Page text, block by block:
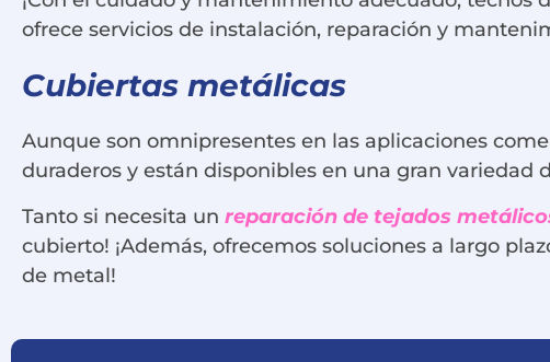
ofrece servicios de instalación, reparación y
Cubiertas metálicas
Aunque son omnipresentes en las aplicaciones
duraderos y están disponibles en una gran variedad
Tanto si necesita un reparación de tejados
cubierto! ¡Además, ofrecemos soluciones a largo
de metal!